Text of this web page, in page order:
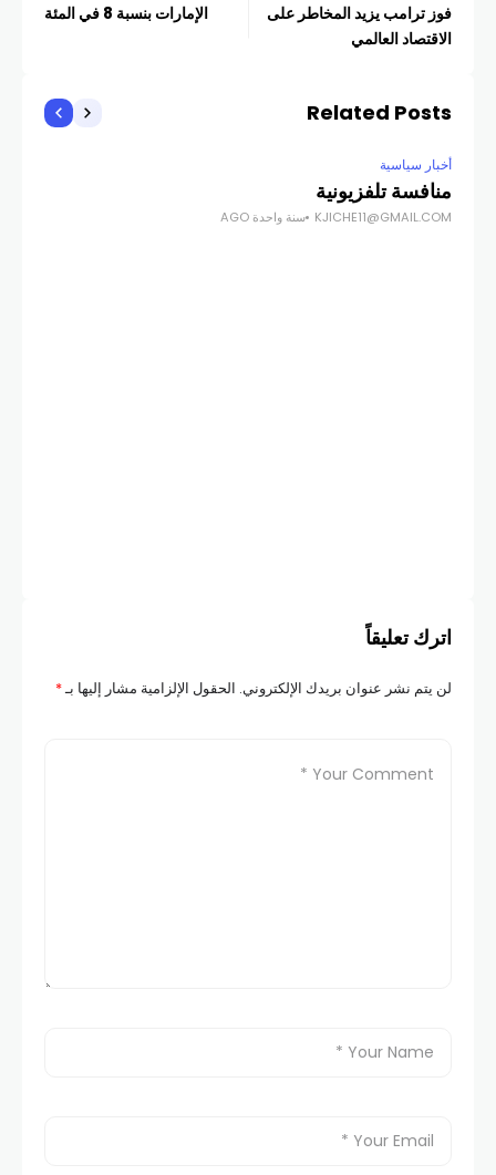
فوز ترامب يزيد المخاطر على
الاقتصاد العالمي
الإمارات بنسبة 8 في المئة
Related Posts
أخبار سياسية
منافسة تلفزيونية
KJICHE11@GMAIL.COM سنة واحدة AGO
اترك تعليقاً
لن يتم نشر عنوان بريدك الإلكتروني. الحقول الإلزامية مشار إليها بـ*